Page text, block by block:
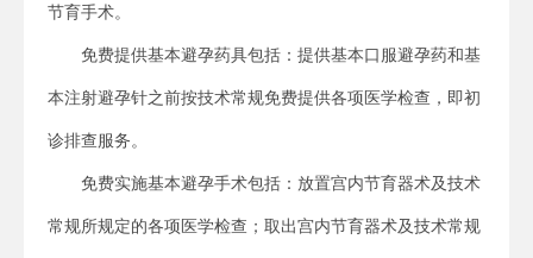
节育手术。
免费提供基本避孕药具包括：提供基本口服避孕药和基
本注射避孕针之前按技术常规免费提供各项医学检查，即初
诊排查服务。
免费实施基本避孕手术包括：放置宫内节育器术及技术
常规所规定的各项医学检查；取出宫内节育器术及技术常规